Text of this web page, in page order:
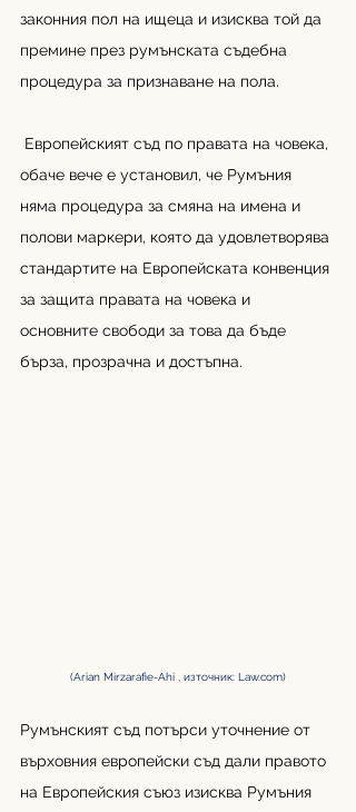
законния пол на ищеца и изисква той да
премине през румънската съдебна
процедура за признаване на пола.
обаче вече е установил, че Румъния
няма процедура за смяна на имена и
полови маркери, която да удовлетворява
стандартите на Европейската конвенция
за защита правата на човека и
основните свободи за това да бъде
бърза, прозрачна и достъпна.
(Arian Mirzarafie-Ahi , източник: Law.com)
Румънският съд потърси уточнение от
върховния европейски съд дали правото
на Европейския съюз изисква Румъния